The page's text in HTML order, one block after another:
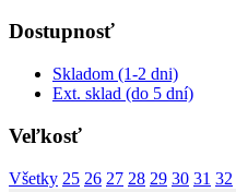
Dostupnosť
Skladom (1-2 dni)
Ext. sklad (do 5 dní)
Veľkosť
Všetky 25 26 27 28 29 30 31 32